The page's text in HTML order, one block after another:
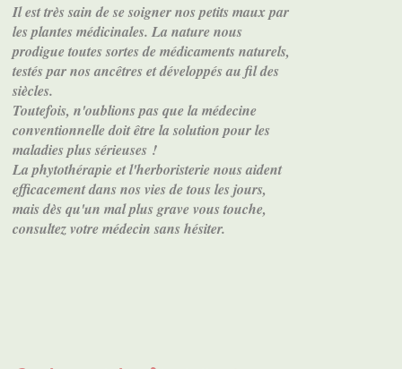
Il est très sain de se soigner nos petits maux par
les plantes médicinales. La nature nous
prodigue toutes sortes de médicaments naturels,
testés par nos ancêtres et développés au fil des
siècles.
Toutefois, n'oublions pas que la médecine
conventionnelle doit être la solution pour les
maladies plus sérieuses !
La phytothérapie et l'herboristerie nous aident
efficacement dans nos vies de tous les jours,
mais dès qu'un mal plus grave vous touche,
consultez votre médecin sans hésiter.